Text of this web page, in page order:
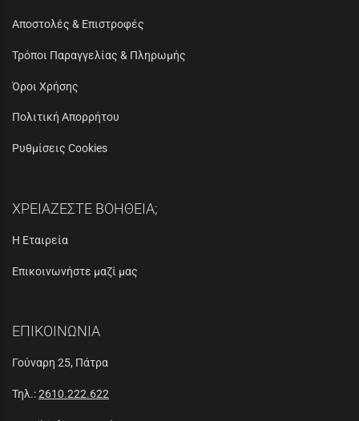
Αποστολές & Επιστροφές
Τρόποι Παραγγελίας & Πληρωμής
Όροι Χρήσης
Πολιτική Απορρήτου
Ρυθμίσεις Cookies
ΧΡΕΙΑΖΕΣΤΕ ΒΟΗΘΕΙΑ;
Η Εταιρεία
Επικοινωνήστε μαζί μας
ΕΠΙΚΟΙΝΩΝΙΑ
Γούναρη 25, Πάτρα
Τηλ.:2610.222.622